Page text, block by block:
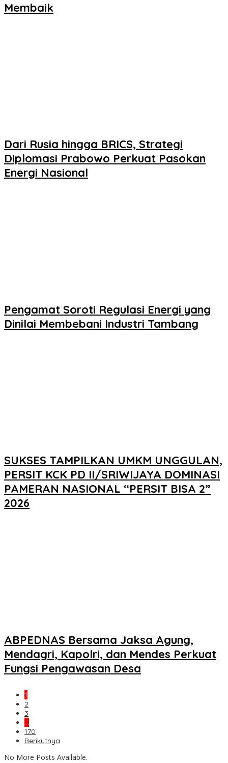
Membaik
Dari Rusia hingga BRICS, Strategi
Diplomasi Prabowo Perkuat Pasokan
Energi Nasional
Pengamat Soroti Regulasi Energi yang
Dinilai Membebani Industri Tambang
SUKSES TAMPILKAN UMKM UNGGULAN,
PERSIT KCK PD II/SRIWIJAYA DOMINASI
PAMERAN NASIONAL “PERSIT BISA 2”
2026
ABPEDNAS Bersama Jaksa Agung,
Mendagri, Kapolri, dan Mendes Perkuat
Fungsi Pengawasan Desa
1
2
3
…
170
Berikutnya
No More Posts Available.